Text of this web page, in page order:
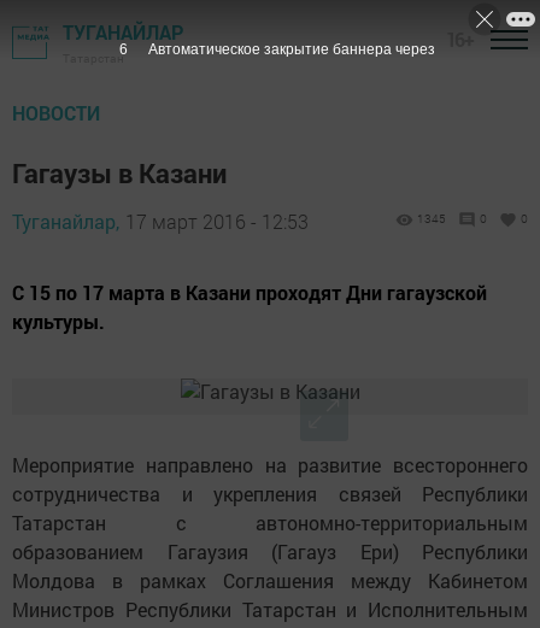
ТУГАНАЙЛАР
Татарстан
НОВОСТИ
Гагаузы в Казани
Туганайлар, 17 март 2016 - 12:53 1345 0 0
С 15 по 17 марта в Казани проходят Дни гагаузской
культуры.
Мероприятие направлено на развитие всестороннего
сотрудничества и укрепления связей Республики
Татарстан с автономно-территориальным
образованием Гагаузия (Гагауз Ери) Республики
Молдова в рамках Соглашения между Кабинетом
Министров Республики Татарстан и Исполнительным
5 Автоматическое закрытие баннера через